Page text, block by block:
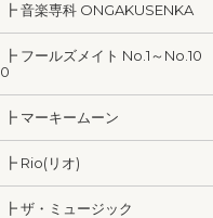
┣ 音楽専科 ONGAKUSENKA
┣ フールズメイト No.1～No.10
0
┣ マーキームーン
┣ Rio(リオ)
┣ ザ・ミュージック